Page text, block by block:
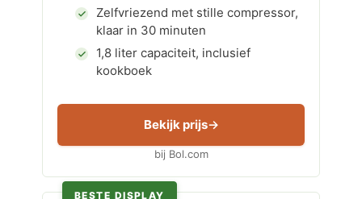
Zelfvriezend met stille compressor,
klaar in 30 minuten
1,8 liter capaciteit, inclusief
kookboek
Bekijk prijs
bij Bol.com
BESTE DISPLAY